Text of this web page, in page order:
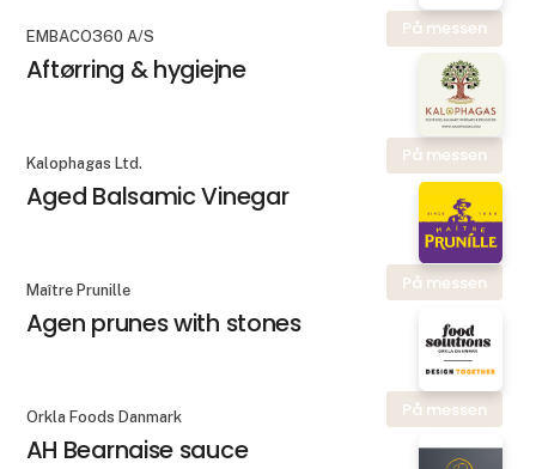
På messen
EMBACO360 A/S
Aftørring & hygiejne
På messen
Kalophagas Ltd.
Aged Balsamic Vinegar
På messen
Maître Prunille
Agen prunes with stones
På messen
Orkla Foods Danmark
AH Bearnaise sauce